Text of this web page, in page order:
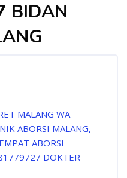
BIDAN
MALANG WA
ABORSI MALANG,
ABORSI
DOKTER